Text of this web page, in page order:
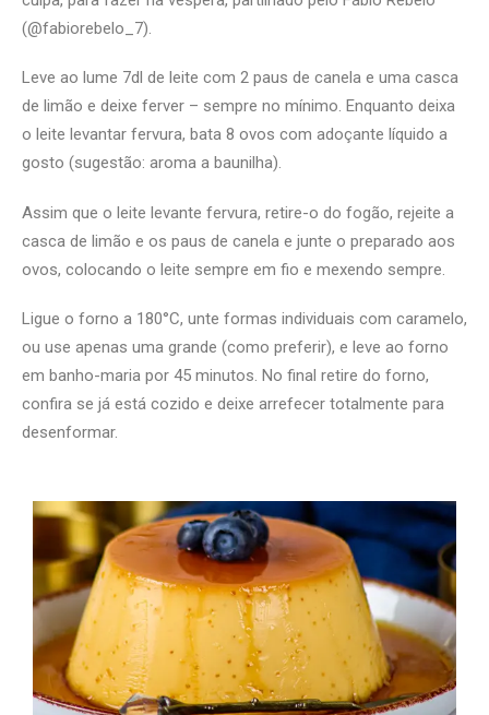
(@fabiorebelo_7).
Leve ao lume 7dl de leite com 2 paus de canela e uma casca
de limão e deixe ferver – sempre no mínimo. Enquanto deixa
o leite levantar fervura, bata 8 ovos com adoçante líquido a
gosto (sugestão: aroma a baunilha).
Assim que o leite levante fervura, retire-o do fogão, rejeite a
casca de limão e os paus de canela e junte o preparado aos
ovos, colocando o leite sempre em fio e mexendo sempre.
Ligue o forno a 180°C, unte formas individuais com caramelo,
ou use apenas uma grande (como preferir), e leve ao forno
em banho-maria por 45 minutos. No final retire do forno,
confira se já está cozido e deixe arrefecer totalmente para
desenformar.